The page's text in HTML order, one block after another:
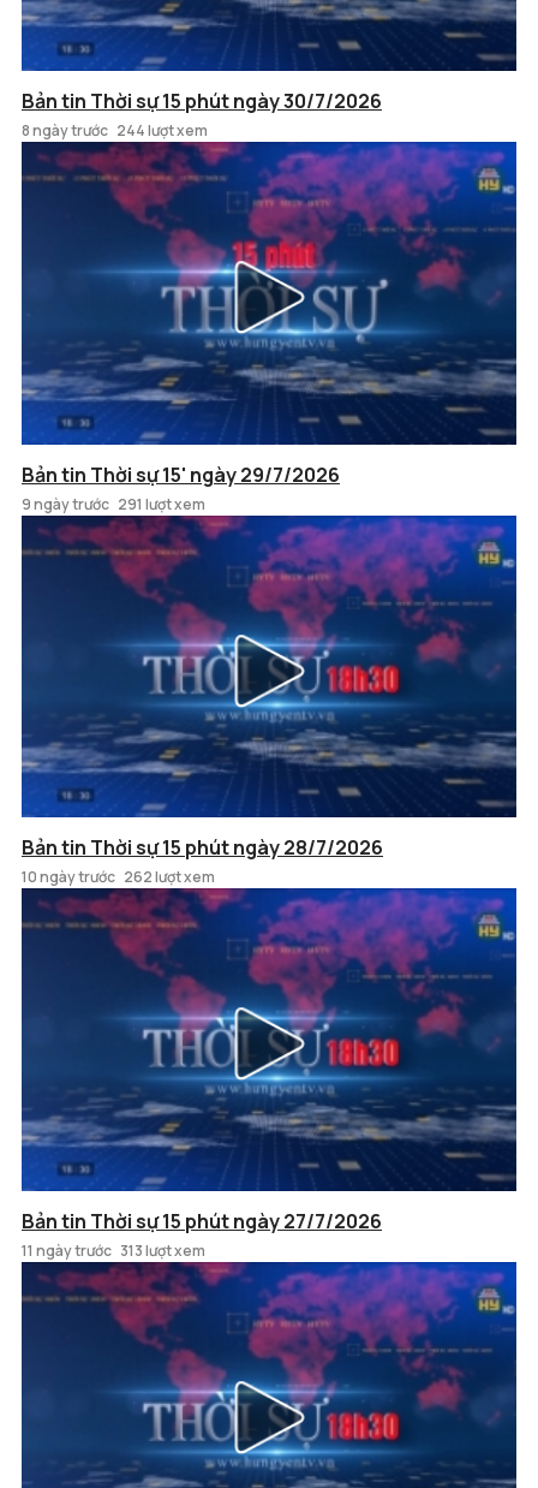
Bản tin Thời sự 15 phút ngày 30/7/2026
8 ngày trước 244 lượt xem
Bản tin Thời sự 15' ngày 29/7/2026
9 ngày trước 291 lượt xem
Bản tin Thời sự 15 phút ngày 28/7/2026
10 ngày trước 262 lượt xem
Bản tin Thời sự 15 phút ngày 27/7/2026
11 ngày trước 313 lượt xem